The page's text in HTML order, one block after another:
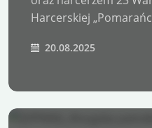
Harcerskiej
20.08.2025